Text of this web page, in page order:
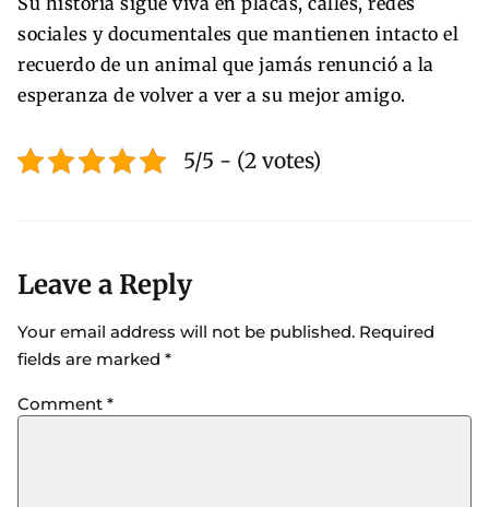
sociales y documentales que mantienen intacto el
recuerdo de un animal que jamás renunció a la
esperanza de volver a ver a su mejor amigo.
5/5 - (2 votes)
Leave a Reply
Your email address will not be published. Required
fields are marked *
Comment *